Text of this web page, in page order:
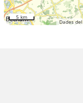
Dades
5 km